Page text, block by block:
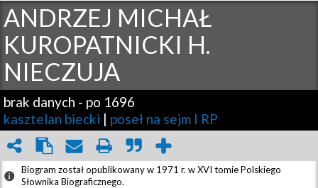
ANDRZEJ MICHAŁ
KUROPATNICKI H.
NIECZUJA
brak danych - po 1696
kasztelan biecki | poseł na sejm I RP
Biogram został opublikowany w 1971 r. w XVI tomie Polskiego
Słownika Biograficznego.